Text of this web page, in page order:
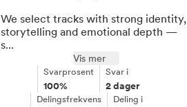
We select tracks with strong identity,
storytelling and emotional depth —
s...
Vis mer
Svarprosent
100%
Svar i
2 dager
Delingsfrekvens Deling i